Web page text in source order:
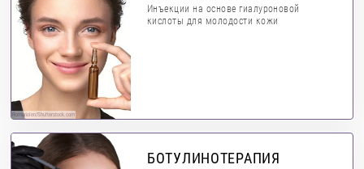
RomarioIen/Shutterstock.com
Инъекции на основе гиалуроновой
кислоты для молодости кожи
БОТУЛИНОТЕРАПИЯ